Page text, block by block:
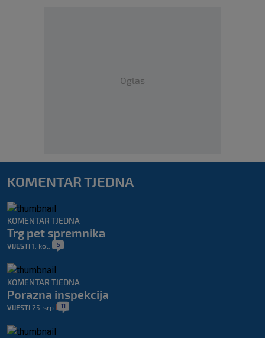
Oglas
KOMENTAR TJEDNA
KOMENTAR TJEDNA
Trg pet spremnika
VIJESTI 1. kol. 5
KOMENTAR TJEDNA
Porazna inspekcija
VIJESTI 25. srp. 11